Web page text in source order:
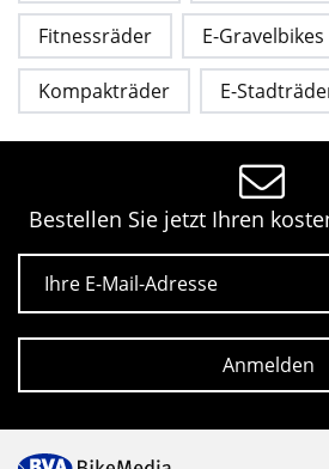
Fitnessräder E-Gravelbikes
Kompakträder E-
Bestellen Sie jetzt Ihren
E-Mail
Anmelden